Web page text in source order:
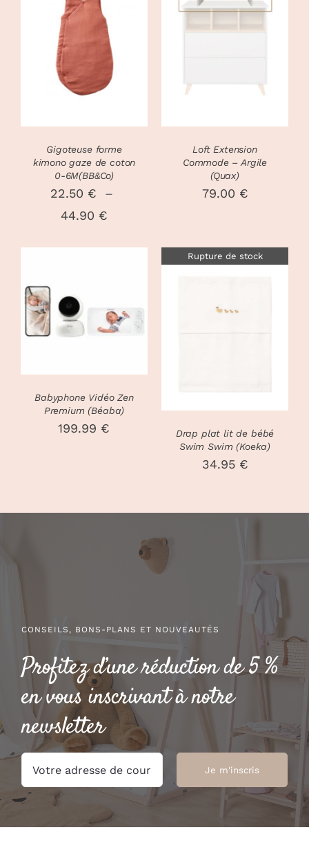
CHOIX DES
OPTIONS
CE
PRODUIT
PLUSIEURS
PEUVENT
ÊTRE
CHOISIES
SUR
PAGE
PRODUIT
/
Gigoteuse forme
kimono gaze de coton
0-6M(BB&Co)
22.50 €
–
44.90 €Plage
44.90 €
Loft Extension
Commode – Argile
(Quax)
79.00 €
AJOUTER AU
PANIER
/
DÉTAILS
Babyphone Vidéo Zen
Premium (Béaba)
199.99 €
Rupture de stock
Drap plat lit de bébé
Swim Swim (Koeka)
34.95 €
CONSEILS, BONS-PLANS ET NOUVEAUTÉS
Profitez d’une réduction de 5 %
en vous inscrivant à notre
newsletter